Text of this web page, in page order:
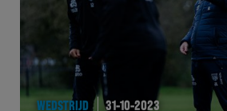
eSports
WEDSTRIJD 31-10-2023